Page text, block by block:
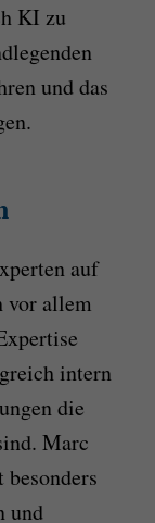
KI zu
und das
auf
vor allem
intern
die
Marc
und